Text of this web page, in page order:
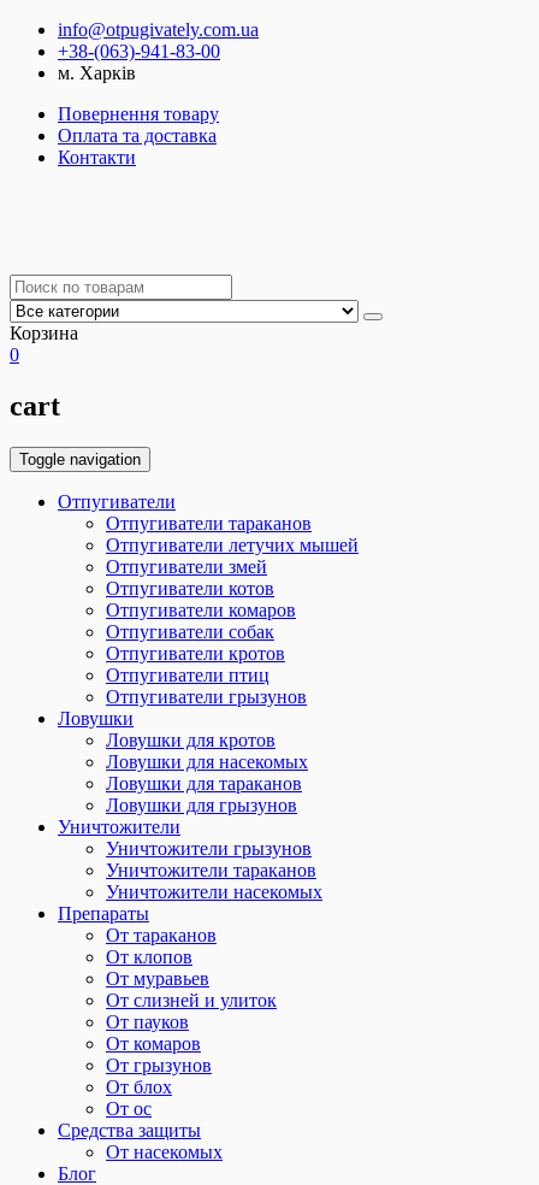
info@otpugivately.com.ua
+38-(063)-941-83-00
м. Харків
Повернення товару
Оплата та доставка
Контакти
Корзина
0
cart
Toggle navigation
Отпугиватели
Отпугиватели тараканов
Отпугиватели летучих мышей
Отпугиватели змей
Отпугиватели котов
Отпугиватели комаров
Отпугиватели собак
Отпугиватели кротов
Отпугиватели птиц
Отпугиватели грызунов
Ловушки
Ловушки для кротов
Ловушки для насекомых
Ловушки для тараканов
Ловушки для грызунов
Уничтожители
Уничтожители грызунов
Уничтожители тараканов
Уничтожители насекомых
Препараты
От тараканов
От клопов
От муравьев
От слизней и улиток
От пауков
От комаров
От грызунов
От блох
От ос
Средства защиты
От насекомых
Блог